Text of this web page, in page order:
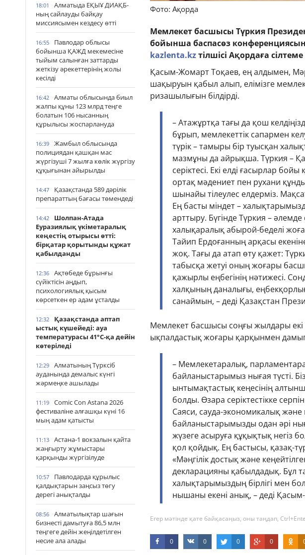
18:01
Алматыда ЕҚЫҰ ДИАҚБ-
ның сайлауды байқау
миссиясымен кездесу өтті
16:55
Павлодар облысы
бойынша ҚАЖД мекемесіне
тыйым салынған заттарды
жеткізу әрекеттерінің жолы
кесілді
16:42
Алматы облысында биыл
жалпы құны 123 млрд теңге
болатын 106 нысанның
құрылысы жоспарлануда
16:39
Жамбыл облысында
полициядан қашқан мас
жүргізуші 7 жылға көлік жүргізу
құқығынан айырылды
14:47
Қазақстанда 589 дәрілік
препараттың бағасы төмендеді
14:42
Шолпан-Атада
Еуразиялық үкіметаралық
кеңестің отырысы өтті:
бірқатар қорытынды құжат
қабылданды
12:36
Ақтөбеде бұрынғы
сүйіктісін аңдып,
психологиялық қысым
көрсеткен ер адам ұсталды
12:32
Қазақстанда аптап
ыстық күшейеді: ауа
температурасы 41°С-қа дейін
көтеріледі
12:29
Алматының Түрксіб
ауданында демалыс күнгі
жәрмеңке ашылады
11:19
Comic Con Astana 2026
фестиваліне алғашқы күні 16
мың адам қатысты
11:13
Астана-1 вокзалын қайта
жаңғырту жұмыстары
қарқынды жүргізілуде
10:57
Павлодарда құрылыс
қалдықтарын заңсыз төгу
дерегі анықталды
08:56
Алматылықтар шағын
бизнесті дамытуға 86,5 млн
теңгеге дейін жеңілдетілген
несие ала алады
Фото: Ақорда
Мемлекет басшысы Түркия
бойынша баспасөз конференциясын
kazlenta.kzтілшісі Ақордаға
Қасым-Жомарт Тоқаев, ең алдымен,
шақыруын қабыл алып, елімізге
ризашылығын білдірді.
– Атажұртқа тағы да қош
бұрып, мемлекеттік сапармен
түрік – тамыры бір туысқан
мазмұны да айрықша. Түркия –
серіктесі. Екі елді ғасырлар
ортақ мәдениет пен рухани
шынайы тілеулес елдерміз.
Ең басты міндет –
арттыру. Бүгінде Түркия –
халықаралық абырой-беделі
Тайип Ердоғанның арқасы
жоқ. Тағы да атап өту қажет:
табысқа жетуі оның жоғары
қажырлы еңбегінің нәтижесі.
халқының даналығы,
санаймын, – деді Қазақстан
Мемлекет басшысы соңғы жылдары
ықпалдастық жоғары қарқынмен
– Мемлекетаралық,
байланыстарымыз нығая түсті.
ынтымақтастық кеңесінің
болды. Өзара серіктестікке
Саяси, сауда-экономикалық
байланыстарымызды одан әрі
жүзеге асыруға құқықтық негіз
қол қойдық. Ең бастысы, қазақ-
«Мәңгілік достық және
декларацияны қабылдадық. Бұл
халықтарымыздың бірлігі мен
нышаны екені анық, – деді
Егер мәтінде қате байқасаңыз, оны таңдап,
0 0 0 0